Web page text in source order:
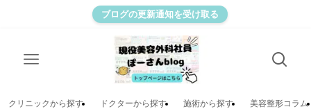
ブログの更新通知を受け取る
クリニックから探す ドクターから探す 施術から探す 美容整形コラム